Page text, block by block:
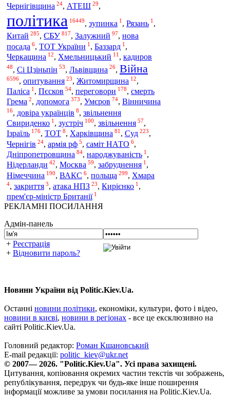
Чернігівщина 24, АТЕШ 29,
політика 16449, зупинка 1, Рязань 1,
Китай 285, СБУ 817, Залужний 97, нова
посада 6, ТОТ України 1 , Баззард 1 ,
Черкащина 12, Хмельницький 11, кадиров
48, Сі Цзіньпін 53, Львівщина 26, Війна
6596, опитування 23, Житомирщина 12,
Паліса 1 , Пєсков 54, переговори 178, смерть
Грема 2, допомога 373, Умєров 74, Вінничина
16, довіра українців 8, звільнення
Свириденко 1 , зустріч 100, звільнення 57,
Ізраїль 176, ТОТ 8, Харківщина 81, Суд 223,
Чернігів 24, армія рф 5, саміт НАТО 6,
Дніпропетровщина 84, народжуваність 1 ,
Нідерланди 42, Москва 59, забруднення 1,
Німеччина 190, ВАКС 6, польща 299, Хмара
4, закриття 3, атака НПЗ 23, Кирієнко 1 ,
прем'єр-міністр Британії 1
РЕКЛАМНІ ПОСИЛАННЯ
Адмін-панель
+ Реєстрація
+ Відновити пароль?
Новини України від Politic.Kiev.Ua.
Останні новини політики, економіки, культури, фото і відео,
новини в києві, новини в регіонах - все це ексклюзивно на
сайті Politic.Kiev.Ua.
Головний редактор: Роман Кшановський
E-mail редакції: politic_kiev@ukr.net
© 2007— 2026. "Politic.Kiev.Ua". Усі права захищені.
Цитування, копіювання окремих частин текстів чи зображень,
републікування, передрук чи будь-яке інше поширення
інформації можливе за умови посилання на Politic.Kiev.Ua.